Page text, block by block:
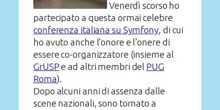
Venerdì scorso ho
partecipato a questa ormai celebre
conferenza italiana su Symfony, di cui
ho avuto anche l’onore e l’onere di
essere co-organizzatore (insieme al
GrUSP e ad altri membri del PUG
Roma).
Dopo alcuni anni di assenza dalle
scene nazionali, sono tornato a